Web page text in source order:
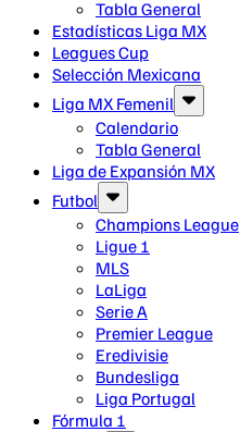
Tabla General
Estadísticas Liga MX
Leagues Cup
Selección Mexicana
Liga MX Femenil
Calendario
Tabla General
Liga de Expansión MX
Futbol
Champions League
Ligue 1
MLS
LaLiga
Serie A
Premier League
Eredivisie
Bundesliga
Liga Portugal
Fórmula 1